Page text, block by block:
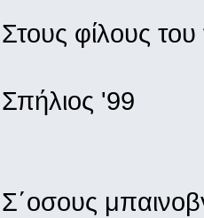
Στους φίλους του
Σπήλιος '99
Σ΄οσους